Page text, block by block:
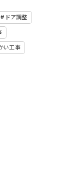
ドア調整
い工事